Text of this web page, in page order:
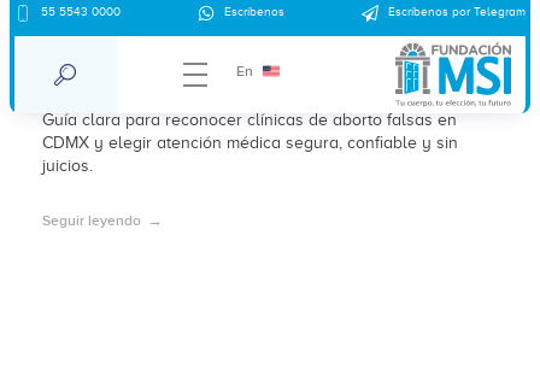
55 5543 0000 Escríbenos Escríbenos por Telegram
En
Cómo identificar clínicas de aborto falsas
en CDMX
Guía clara para reconocer clínicas de aborto falsas en
CDMX y elegir atención médica segura, confiable y sin
juicios.
Seguir leyendo